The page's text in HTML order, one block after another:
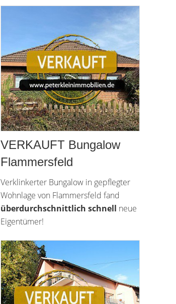
VERKAUFT Bungalow
Flammersfeld
Verklinkerter Bungalow in gepflegter
Wohnlage von Flammersfeld fand
überdurchschnittlich schnell neue
Eigentümer!